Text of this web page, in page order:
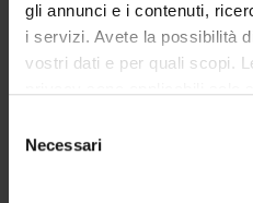
gli annunci e i contenuti,
i servizi. Avete la possibilità
vostri dati e per quali scopi.
modificare o revocare il
momento dalla
delNecessari
Referente
Silvia Cantele- Vincenzo
eventi/notizie/plastica-